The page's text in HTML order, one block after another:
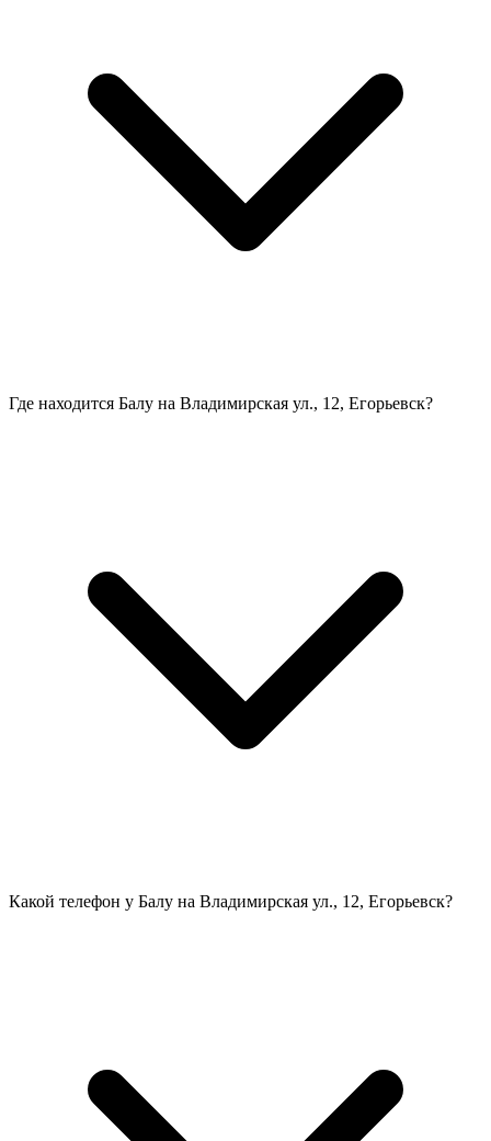
Где находится Балу на Владимирская ул., 12, Егорьевск?
Какой телефон у Балу на Владимирская ул., 12, Егорьевск?